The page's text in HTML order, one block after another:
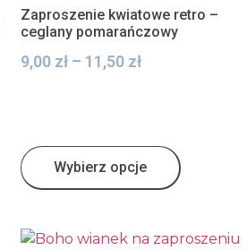
Zaproszenie kwiatowe retro –
ceglany pomarańczowy
9,00 zł – 11,50 zł
Wybierz opcje